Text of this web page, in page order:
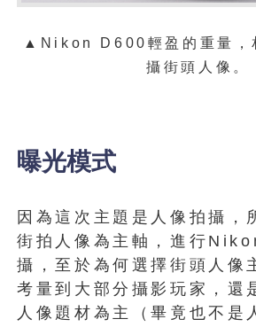
▲Nikon D600輕盈的重量，
攝街頭人像。
曝光模式
因為這次主題是人像拍攝，
街拍人像為主軸，進行
攝，至於為何選擇街頭人像
考量到大部分攝影玩家，還
人像題材為主（畢竟也不是